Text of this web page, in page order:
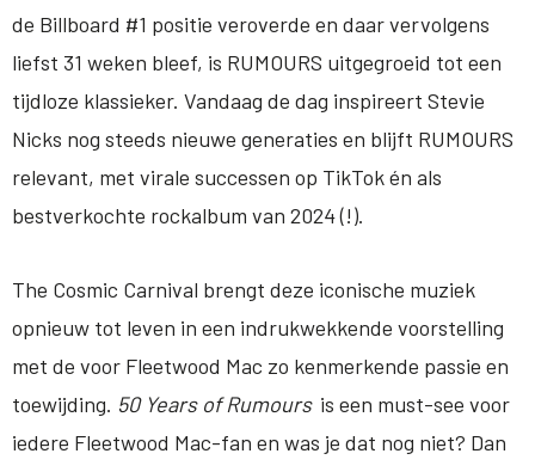
de Billboard #1 positie veroverde en daar vervolgens
liefst 31 weken bleef, is RUMOURS uitgegroeid tot een
tijdloze klassieker. Vandaag de dag inspireert Stevie
Nicks nog steeds nieuwe generaties en blijft RUMOURS
relevant, met virale successen op TikTok én als
bestverkochte rockalbum van 2024 (!).
The Cosmic Carnival brengt deze iconische muziek
opnieuw tot leven in een indrukwekkende voorstelling
met de voor Fleetwood Mac zo kenmerkende passie en
toewijding. 50 Years of Rumours is een must-see voor
iedere Fleetwood Mac-fan en was je dat nog niet? Dan